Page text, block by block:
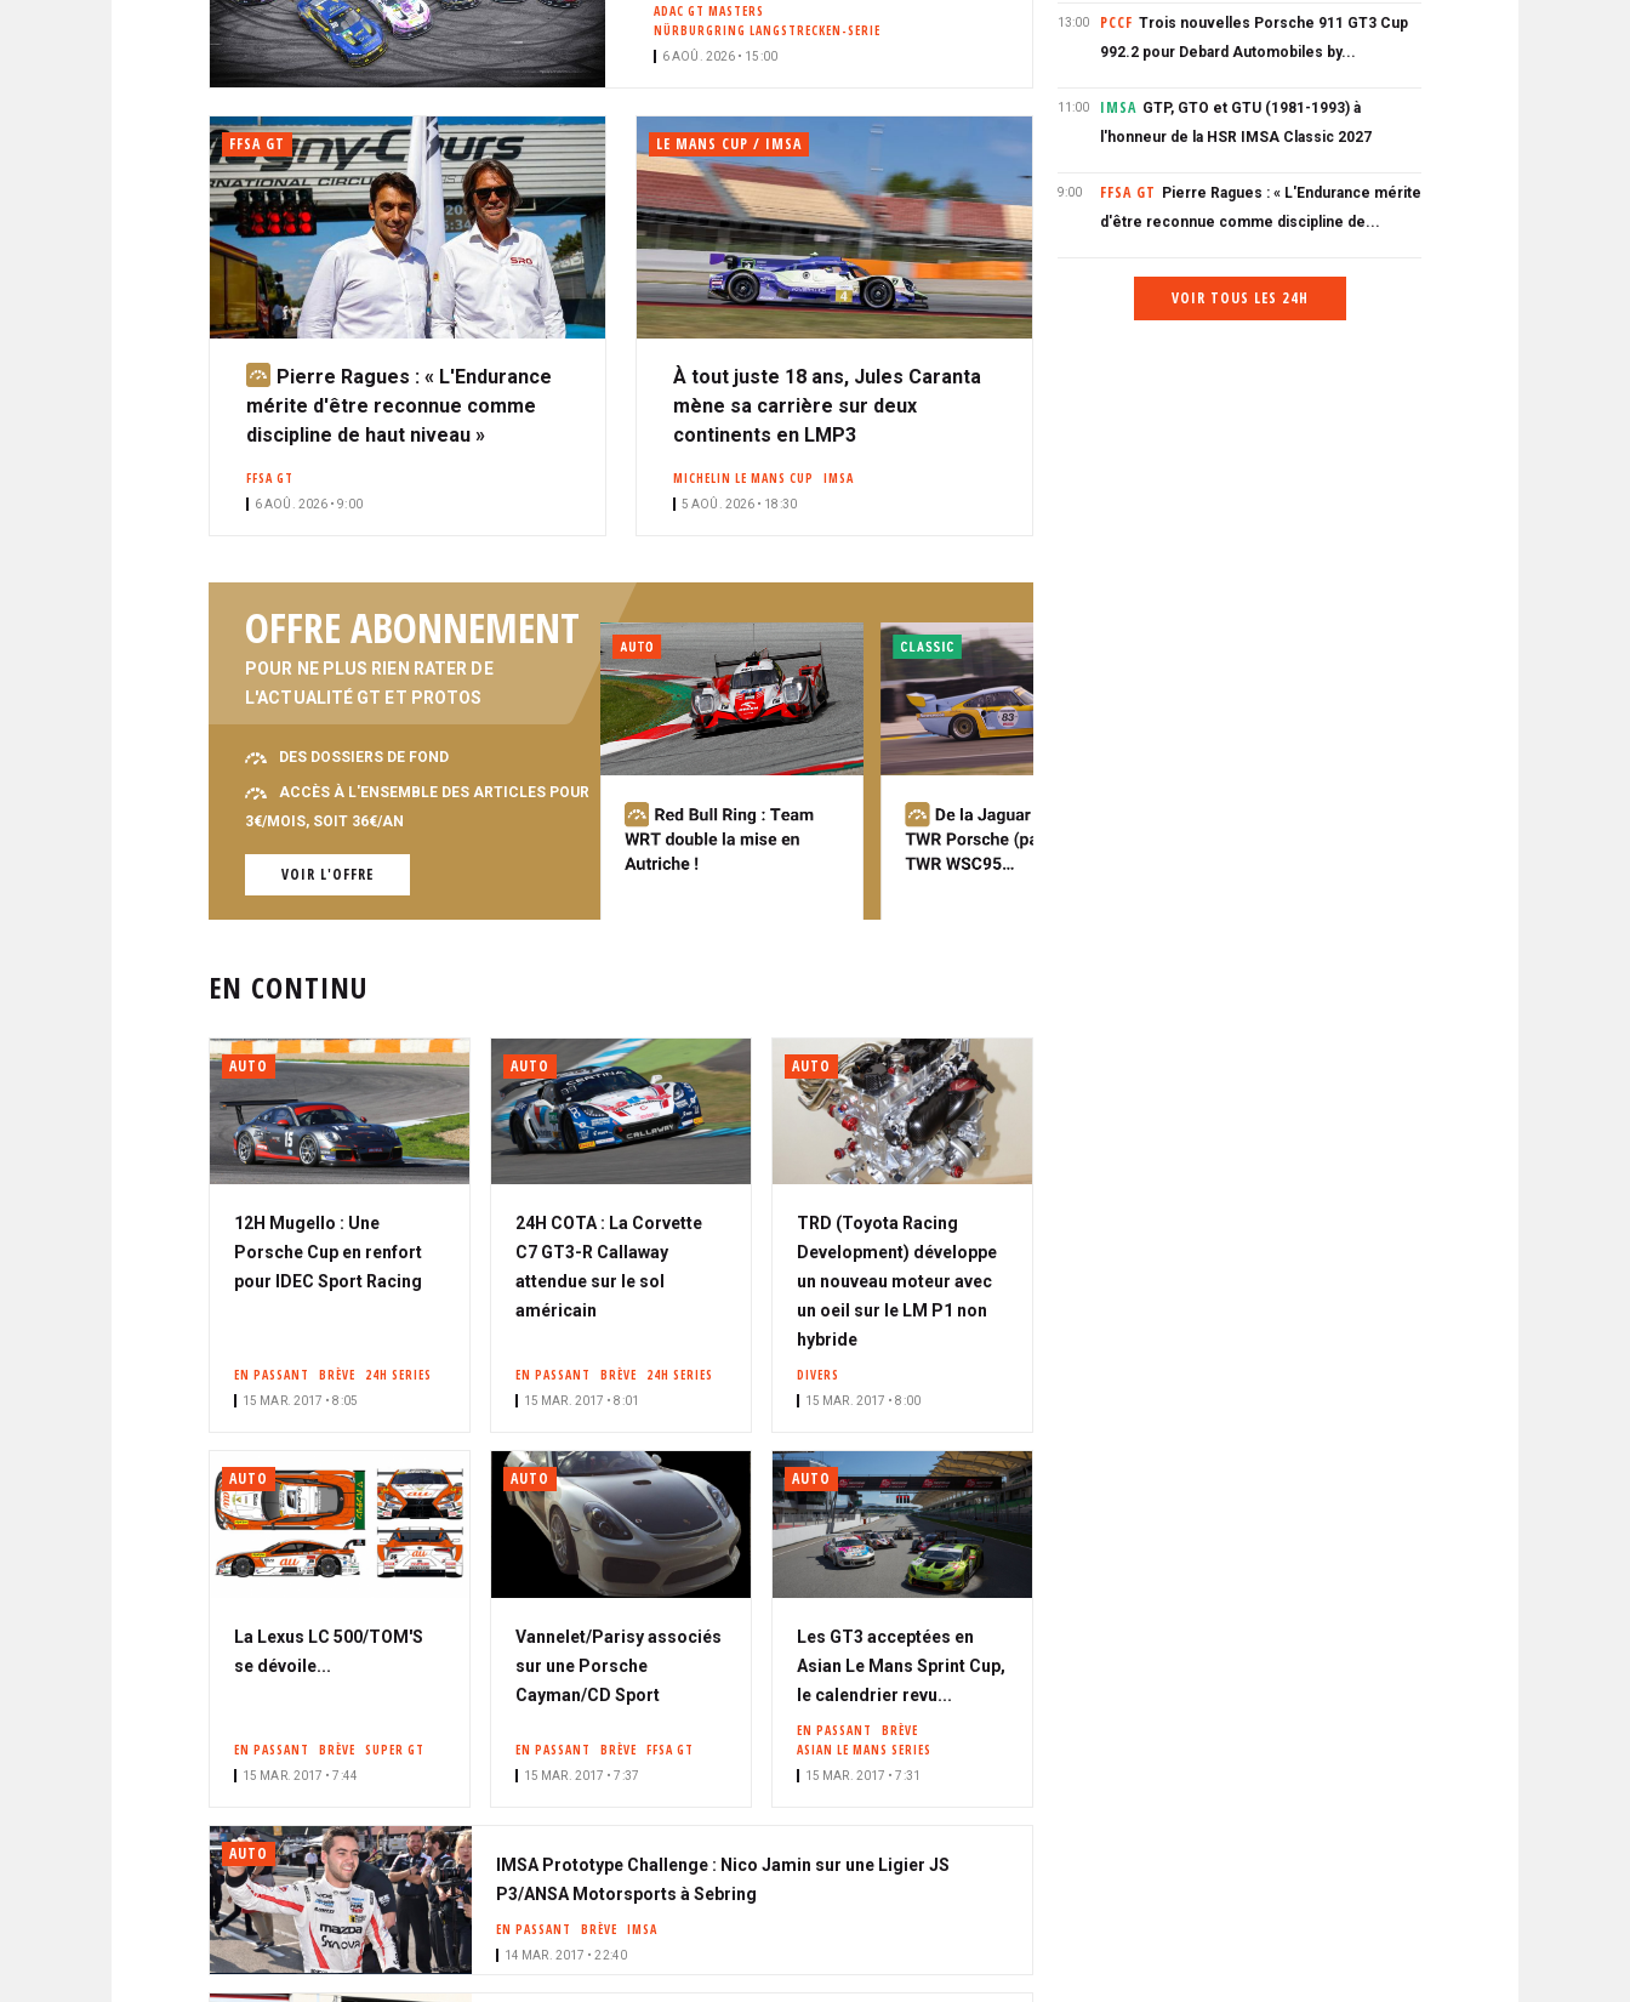
C
P
A
L
E
A
N
ADAC GT MASTERS
NÜRBURGRING LANGSTRECKEN-SERIE
6 AOÛ. 2026 • 15:00
FFSA GT
A
b
o
Pierre Ragues : « L'Endurance
mérite d'être reconnue comme
discipline de haut niveau »
FFSA GT
6 AOÛ. 2026 • 9:00
LE MANS CUP / IMSA
À tout juste 18 ans, Jules Caranta
mène sa carrière sur deux
continents en LMP3
MICHELIN LE MANS CUP IMSA
5 AOÛ. 2026 • 18:30
OFFRE ABONNEMENT
POUR NE PLUS RIEN RATER DE
L'ACTUALITÉ GT ET PROTOS
DES DOSSIERS DE FOND
ACCÈS À L'ENSEMBLE DES ARTICLES POUR
3€/MOIS, SOIT 36€/AN
VOIR L'OFFRE
EN CONTINU
AUTO
12H Mugello : Une
Porsche Cup en renfort
pour IDEC Sport Racing
EN PASSANT BRÈVE 24H SERIES
15 MAR. 2017 • 8:05
AUTO
24H COTA : La Corvette
C7 GT3-R Callaway
attendue sur le sol
américain
EN PASSANT BRÈVE 24H SERIES
15 MAR. 2017 • 8:01
AUTO
TRD (Toyota Racing
Development) développe
un nouveau moteur avec
un oeil sur le LM P1 non
hybride
DIVERS
15 MAR. 2017 • 8:00
AUTO
La Lexus LC 500/TOM'S
se dévoile...
EN PASSANT BRÈVE SUPER GT
15 MAR. 2017 • 7:44
AUTO
Vannelet/Parisy associés
sur une Porsche
Cayman/CD Sport
EN PASSANT BRÈVE FFSA GT
15 MAR. 2017 • 7:37
AUTO
Les GT3 acceptées en
Asian Le Mans Sprint Cup,
le calendrier revu...
EN PASSANT
BRÈVE
ASIAN LE MANS SERIES
15 MAR. 2017 • 7:31
AUTO
IMSA Prototype Challenge : Nico Jamin sur une Ligier JS
P3/ANSA Motorsports à Sebring
EN PASSANT BRÈVE IMSA
14 MAR. 2017 • 22:40
13:00 PCCF Trois nouvelles Porsche 911 GT3 Cup
992.2 pour Debard Automobiles by...
11:00 IMSA GTP, GTO et GTU (1981-1993) à
l'honneur de la HSR IMSA Classic 2027
9:00 FFSA GT Pierre Ragues : « L'Endurance mérite
d'être reconnue comme discipline de...
VOIR TOUS LES 24H